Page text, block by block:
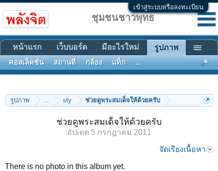
เข้าสู่ระบบหรือลงทะเบียน
รูปภาพ ... sty ช่วยดูพระสมเด็จให้ด้วยครับ
ช่วยดูพระสมเด็จให้ด้วยครับ
อัปเดต 5 กรกฎาคม 2011
จัดเรียงเนื้อหา
There is no photo in this album yet.
ชุมชนชาวพุทธ
หน้าแรก เว็บบอร์ด มีอะไรใหม่ รูปภาพ
คอลเล็คชั่น สถานที่ กล้อง แท็ก ...